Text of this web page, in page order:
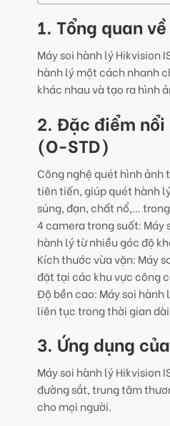
1. Tổng quan
Máy soi hành lý Hikvision
hành lý một cách nhanh
khác nhau và tạo ra hình
2. Đặc điểm
(O-STD)
Công nghệ quét hình ảnh
tiên tiến, giúp quét hành
súng, đạn, chất nổ,…
4 camera trong suốt:
hành lý từ nhiều góc độ
Kích thước vừa vặn: Máy
đặt tại các khu vực công
Độ bền cao: Máy soi
liên tục trong thời gian
3. Ứng dụng
Máy soi hành lý Hikvision
đường sắt, trung tâm
cho mọi người.